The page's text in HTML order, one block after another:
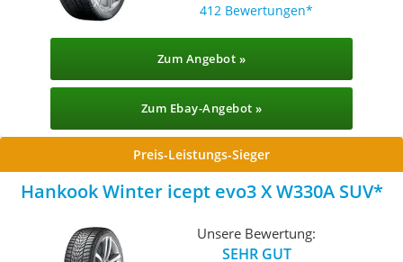
412 Bewertungen
Zum Angebot »
Zum Ebay-Angebot »
Preis-Leistungs-Sieger
Hankook Winter icept evo3 X W330A SUV
Unsere Bewertung:
SEHR GUT